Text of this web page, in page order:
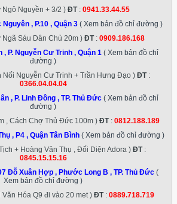
Ngô Nguyền + 3/2 ) ĐT: 0941.33.44.55
, P.10 , Quận 3 ( Xem bản đồ chỉ đường )
Ngã Sáu Dân Chủ 20m ) ĐT: 0909.186.168
, P. Nguyễn Cư Trinh , Quận 1 ( Xem bản đồ chỉ
đường )
Nối Nguyễn Cư Trinh + Trần Hưng Đạo ) ĐT:
0366.04.04.04
, P. Linh Đông , TP. Thủ Đức ( Xem bản đồ chỉ
đường )
, Cách Chợ Thủ Đức 100m ) ĐT: 0812.188.189
, P4 , Quận Tân Bình ( Xem bản đồ chỉ đường )
+ Hoàng Văn Thụ , Đối Diện Adora ) ĐT:
0845.15.15.16
Đỗ Xuân Hợp , Phước Long B , TP. Thủ Đức (
Xem bản đồ chỉ đường )
Hóa Q9 đi vào 20 met ) ĐT: 0889.718.719